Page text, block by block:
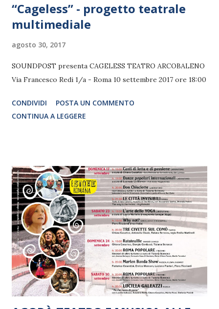
“Cageless” - progetto teatrale
multimediale
agosto 30, 2017
SOUNDPOST presenta CAGELESS TEATRO ARCOBALENO
Via Francesco Redi 1/a - Roma 10 settembre 2017 ore 18:00
CONDIVIDI
POSTA UN COMMENTO
CONTINUA A LEGGERE